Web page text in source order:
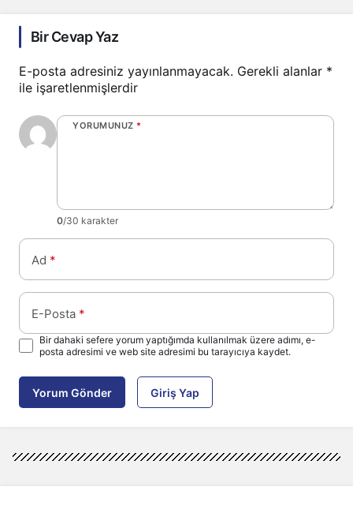
Bir Cevap Yaz
E-posta adresiniz yayınlanmayacak. Gerekli alanlar *
ile işaretlenmişlerdir
YORUMUNUZ *
0/30 karakter
Ad *
E-Posta *
Bir dahaki sefere yorum yaptığımda kullanılmak üzere adımı, e-
posta adresimi ve web site adresimi bu tarayıcıya kaydet.
Yorum Gönder Giriş Yap